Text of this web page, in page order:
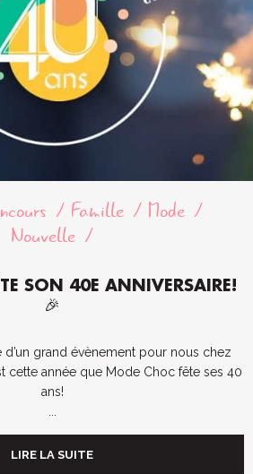
Famille
Mode
Nouvelle
SON 40E ANNIVERSAIRE!
🎉
d’un grand évènement pour nous chez
cette année que Mode Choc fête ses 40
ans!
...
LIRE LA SUITE